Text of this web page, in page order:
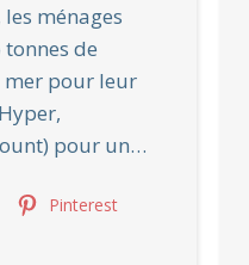
ménages
de
mer pour leur
pour un…
Pinterest